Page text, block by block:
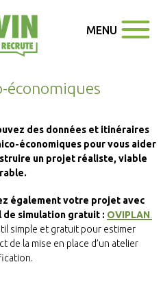
MENU
économiques
des données et itinéraires
économiques pour vous aider
un projet réaliste, viable
également votre projet avec
de simulation gratuit : OVIPLAN.
simple et gratuit pour estimer
de la mise en place d’un atelier